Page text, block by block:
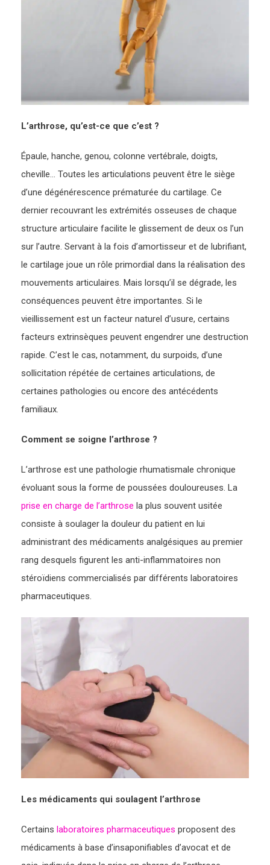
L’arthrose, qu’est-ce que c’est ?
Épaule, hanche, genou, colonne vertébrale, doigts,
cheville… Toutes les articulations peuvent être le siège
d’une dégénérescence prématurée du cartilage. Ce
dernier recouvrant les extrémités osseuses de chaque
structure articulaire facilite le glissement de deux os l’un
sur l’autre. Servant à la fois d’amortisseur et de lubrifiant,
le cartilage joue un rôle primordial dans la réalisation des
mouvements articulaires. Mais lorsqu’il se dégrade, les
conséquences peuvent être importantes. Si le
vieillissement est un facteur naturel d’usure, certains
facteurs extrinsèques peuvent engendrer une destruction
rapide. C’est le cas, notamment, du surpoids, d’une
sollicitation répétée de certaines articulations, de
certaines pathologies ou encore des antécédents
familiaux.
Comment se soigne l’arthrose ?
L’arthrose est une pathologie rhumatismale chronique
évoluant sous la forme de poussées douloureuses. La
prise en charge de l’arthrose la plus souvent usitée
consiste à soulager la douleur du patient en lui
administrant des médicaments analgésiques au premier
rang desquels figurent les anti-inflammatoires non
stéroïdiens commercialisés par différents laboratoires
pharmaceutiques.
Les médicaments qui soulagent l’arthrose
Certains laboratoires pharmaceutiques proposent des
médicaments à base d’insaponifiables d’avocat et de